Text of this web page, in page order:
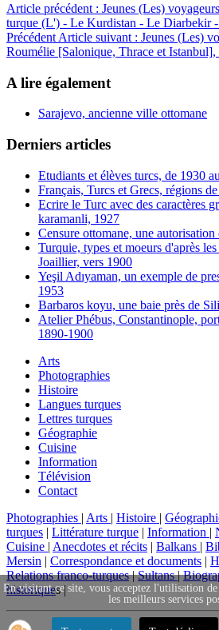
Article précédent : Jeunes (Les)
turque (L') - Le Kurdistan - Le Diarbekir
Précédent Article suivant : Jeunes (Les)
Roumélie [Salonique, Thrace et Istanbul],
A lire également
Sarajevo, ancienne ville ottomane
Derniers articles
Etudiants et élèves turcs, de 1930
Français, Turcs et Grecs, régions
Ecrire le Turc avec des caractères
karamanli, 1927
Censure ottomane, une
Turquie, types et moeurs d'après
Joaillier, vers 1900
Yeşil Adıyaman, un exemple de
1953
Barbaros koyu, une baie près de
Atelier Phébus, Constantinople,
1890-1900
Arts
Photographies
Histoire
Langues turques
Lettres turques
Géographie
Cuisine
Information
Télévision
Contact
Photographies | Arts | Histoire |
turques | Littérature turque | Information |
Cuisine | Anecdotes et récits | Balkans |
Mersin | Correspondance et documents |
Relations franco-turques|Sultans|
historiques |
En visitant ce site, vous acceptez l'utilisation
les meilleurs services